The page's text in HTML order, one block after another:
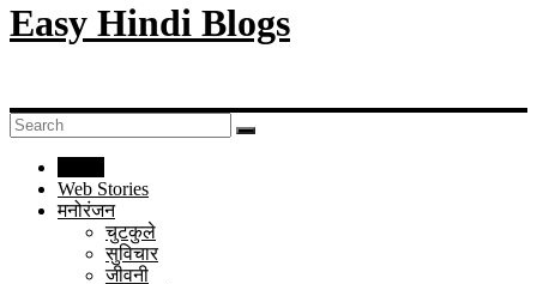
Easy Hindi Blogs
Web Stories
मनोरंजन
चुटकुले
सुविचार
जीवनी